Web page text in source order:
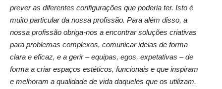
prever as diferentes configurações que poderia ter. Isto é
muito particular da nossa profissão. Para além disso, a
nossa profissão obriga-nos a encontrar soluções criativas
para problemas complexos, comunicar ideias de forma
clara e eficaz, e a gerir – equipas, egos, expetativas – de
forma a criar espaços estéticos, funcionais e que inspiram
e melhoram a qualidade de vida daqueles que os utilizam.